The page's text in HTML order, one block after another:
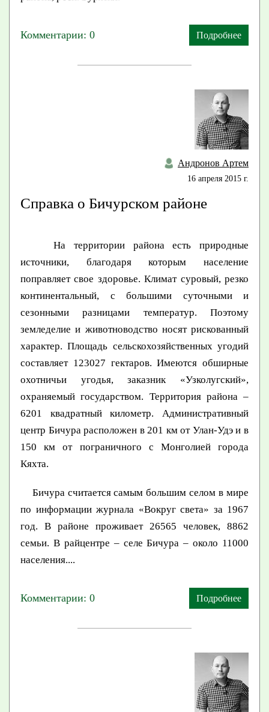
Комментарии: 0 Подробнее
Андронов Артем
16 апреля 2015 г.
Справка о Бичурском районе
На территории района есть природные
источники, благодаря которым население
поправляет свое здоровье. Климат суровый, резко
континентальный, с большими суточными и
сезонными разницами температур. Поэтому
земледелие и животноводство носят рискованный
характер. Площадь сельскохозяйственных угодий
составляет 123027 гектаров. Имеются обширные
охотничьи угодья, заказник «Узколугский»,
охраняемый государством. Территория района –
6201 квадратный километр. Административный
центр Бичура расположен в 201 км от Улан-Удэ и в
150 км от пограничного с Монголией города
Кяхта.
Бичура считается самым большим селом в мире
по информации журнала «Вокруг света» за 1967
год. В районе проживает 26565 человек, 8862
семьи. В райцентре – селе Бичура – около 11000
населения....
Комментарии: 0 Подробнее